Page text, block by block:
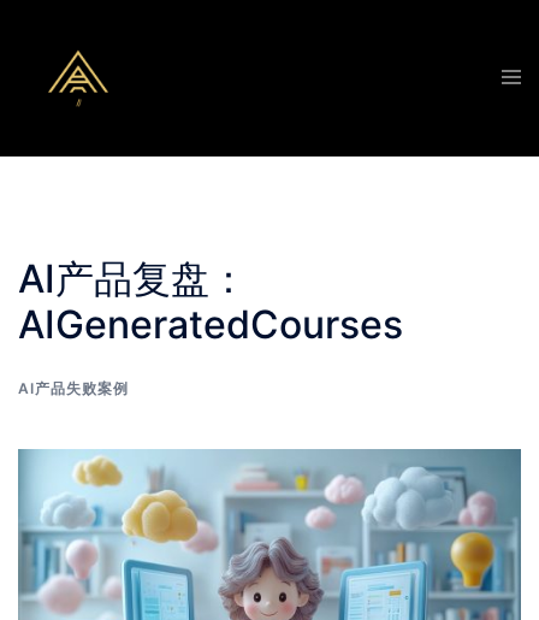
AI产品复盘：
AIGeneratedCourses
AI产品失败案例